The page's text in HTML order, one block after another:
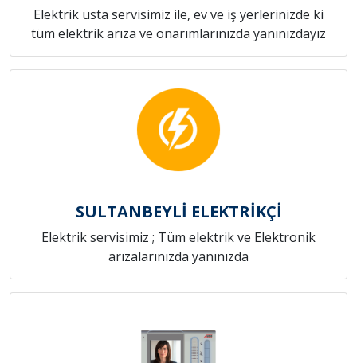
Elektrik usta servisimiz ile, ev ve iş yerlerinizde ki
tüm elektrik arıza ve onarımlarınızda yanınızdayız
SULTANBEYLİ ELEKTRİKÇİ
Elektrik servisimiz ; Tüm elektrik ve Elektronik
arızalarınızda yanınızda